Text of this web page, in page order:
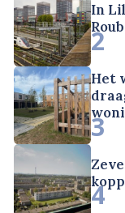
In
2
Het
3
4